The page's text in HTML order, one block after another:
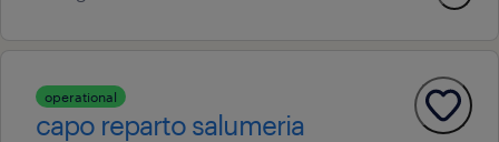
operational
capo reparto salumeria